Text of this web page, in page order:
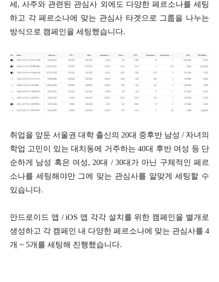
세, 사주와 관련된 관심사 외에도 다양한 페르소나를 세팅
하고 각 페르소나에 맞는 관심사 타겟으로 그룹을 나누는
방식으로 캠페인을 세팅했습니다.
취업을 앞둔 서울권 대학 출신의 20대 중후반 남성 / 자녀의
학업 고민이 있는 대치동에 거주하는 40대 후반 여성 등 단
순하게 남성 혹은 여성, 20대 / 30대가 아닌 구체적인 페르
소나를 세팅해야만 그에 맞는 관심사를 알맞게 세팅할 수
있습니다.
안드로이드 앱 / iOS 앱 각각 설치를 위한 캠페인을 별개로
생성하고 각 캠페인 내 다양한 페르소나에 맞는 관심사를 4
개 ~ 5개를 세팅해 진행했습니다.